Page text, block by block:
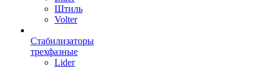
Штиль
Volter
Стабилизаторы
трехфазные
Lider